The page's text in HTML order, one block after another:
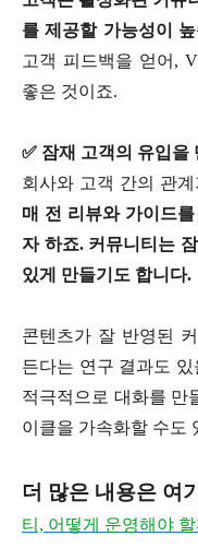
를 제공할 가능성이
고객 피드백을 얻어,
좋은 것이죠.
✅ 잠재 고객의 유입을
회사와 고객 간의 관
매 전 리뷰와 가이드
자 하죠. 커뮤니티는
있게 만들기도 합니다.
콘텐츠가 잘 반영된
든다는 연구 결과도
적극적으로 대화를 만
이클을 가속화할 수도
더 많은 내용은 여
티, 어떻게 운영해야 할